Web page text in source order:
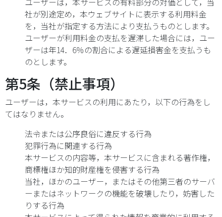
社が別途定め，本ウェブサイトに表示する利用料金
を，当社が指定する方法により支払うものとします。
ユーザーが利用料金の支払を遅滞した場合には，ユー
ザーは年14．6％の割合による遅延損害金を支払うも
のとします。
第5条（禁止事項）
ユーザーは，本サービスの利用にあたり，以下の行為をし
てはなりません。
法令または公序良俗に違反する行為
犯罪行為に関連する行為
本サービスの内容等，本サービスに含まれる著作権，
商標権ほか知的財産権を侵害する行為
当社，ほかのユーザー，またはその他第三者のサーバ
ーまたはネットワークの機能を破壊したり，妨害した
りする行為